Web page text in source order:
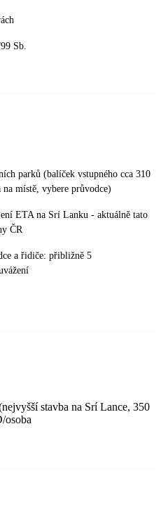
Sb.
parků (balíček vstupného cca 310
místě, vybere průvodce)
ETA na Srí Lanku - aktuálně tato
ČR
a řidiče: přibližně 5
stavba na Srí Lance, 350
osoba